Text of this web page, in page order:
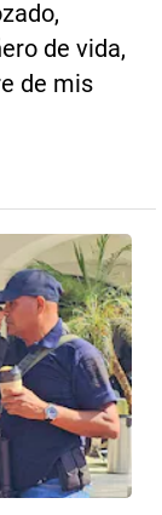
de vida,
de mis